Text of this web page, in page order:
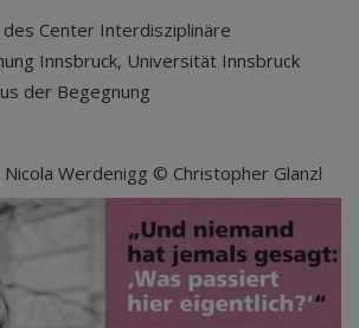
des Center Interdisziplinäre
Innsbruck, Universität Innsbruck
der Begegnung
Nicola Werdenigg © Christopher Glanzl